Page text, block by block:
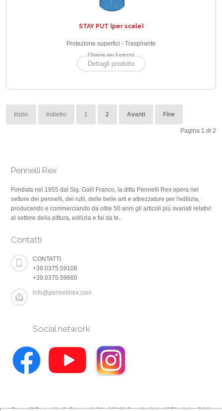
STAY PUT (per scale)
Protezione superfici - Traspirante
Chiama per il prezzo
Dettagli prodotto
Inizio Indietro 1 2 Avanti Fine
Pagina 1 di 2
Pennelli Rex
Fondata nel 1955 dal Sig. Galli Franco, la ditta Pennelli Rex opera nel
settore dei pennelli, dei rulli, delle belle arti e attrezzature per l'edilizia,
producendo e commerciando da oltre 50 anni gli articoli più svariati relativi
al settore della pittura, edilizia e fai da te.
Contatti
CONTATTI
+39.0375.59108
+39.0375.59660
info@pennellirex.com
Social network